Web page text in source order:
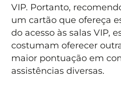
VIP. Portanto,
um cartão que ofereça
do acesso às salas VIP,
costumam oferecer
maior pontuação em
assistências diversas.